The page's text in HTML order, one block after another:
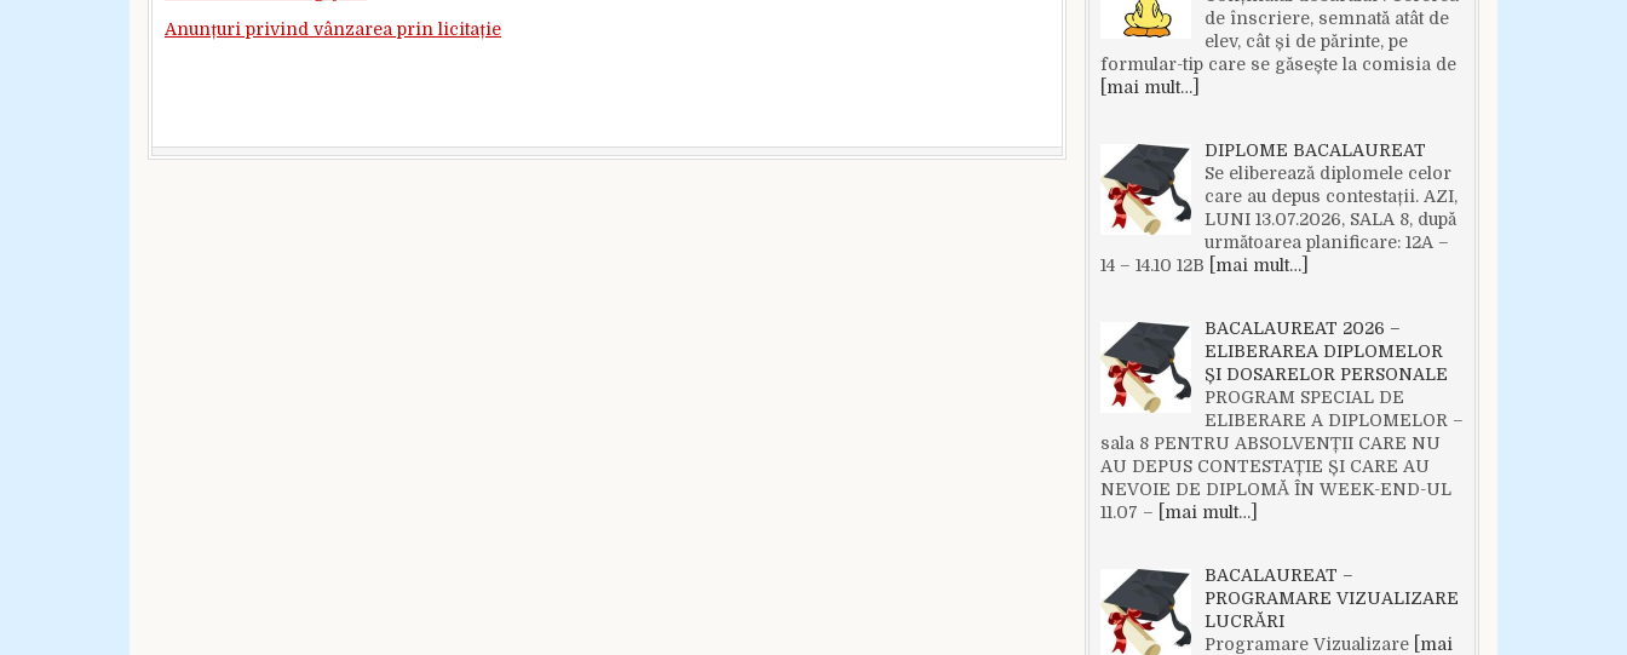
Anunțuri privind vânzarea prin licitație
de înscriere, semnată atât de
elev, cât și de părinte, pe
formular-tip care se găsește la comisia de
[mai mult…]
DIPLOME BACALAUREAT
Se eliberează diplomele celor
care au depus contestații. AZI,
LUNI 13.07.2026, SALA 8, după
următoarea planificare: 12A –
14 – 14.10 12B
[mai mult…]
BACALAUREAT 2026 –
ELIBERAREA DIPLOMELOR
ȘI DOSARELOR PERSONALE
PROGRAM SPECIAL DE
ELIBERARE A DIPLOMELOR –
sala 8 PENTRU ABSOLVENȚII CARE NU
AU DEPUS CONTESTAȚIE ȘI CARE AU
NEVOIE DE DIPLOMĂ ÎN WEEK-END-UL
11.07 –
[mai mult…]
BACALAUREAT –
PROGRAMARE VIZUALIZARE
LUCRĂRI
Programare Vizualizare[mai